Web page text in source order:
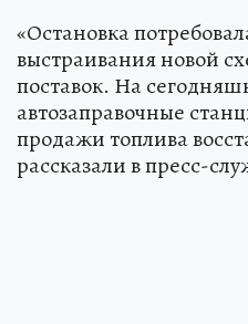
«Остановка
выстраивания новой
поставок. На
автозаправочные
продажи топлива
рассказали в пресс-